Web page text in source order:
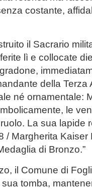
costante,
il Sacrario
lì e collocate
della Terza
né ornamentale:
le
La sua lapide
/ Margherita Kaiser
di Bronzo.”
il Comune di
tomba,